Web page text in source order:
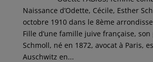
Naissance d’Odette, Cécile, Esther
octobre 1910 dans le 8ème
Fille d’une famille juive française, son
Schmoll, né en 1872, avocat à Paris,
Auschwitz en...